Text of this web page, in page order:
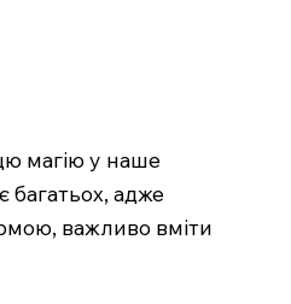
магію у наше
багатьох, адже
важливо вміти